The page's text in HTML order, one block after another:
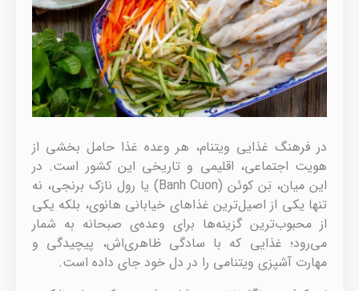
در فرهنگ غذایی ویتنام، هر وعده‌ غذا حامل بخشی از
هویت اجتماعی، اقلیمی و تاریخی این کشور است. در
این میان، بَن کوئن (Banh Cuon) یا رول نازک برنجی، نه
تنها یکی از اصیل‌ترین غذاهای خیابانی هانوی، بلکه یکی
از محبوب‌ترین گزینه‌ها برای وعده‌ی صبحانه به شمار
می‌رود؛ غذایی که با سادگی ظاهری‌اش، پیچیدگی و
مهارت آشپزی ویتنامی را در دل خود جای داده است.